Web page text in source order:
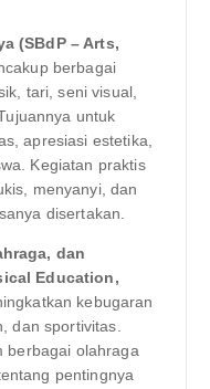
(SBdP – Arts,
berbagai
tari, seni visual,
untuk
apresiasi estetika,
Kegiatan praktis
menyanyi, dan
disertakan.
dan
Education,
kebugaran
dan sportivitas.
berbagai olahraga
pentingnya